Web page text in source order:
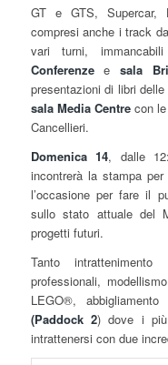
GT e GTS, Supercar,
compresi anche i track
vari turni,
Conferenzee sala
presentazioni di libri
sala Media Centrecon le
Cancellieri.
Domenica 14, dalle
incontrerà la stampa
l’occasione per fare il
sullo stato attuale del
progetti futuri.
Tanto intrattenimento
professionali,
LEGO®,
(Paddock 2) dove i più
intrattenersi con due